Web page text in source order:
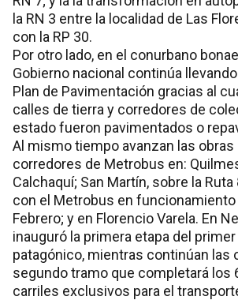
la RN 3 entre la localidad de Las
con la RP 30.
Por otro lado, en el conurbano
Gobierno nacional continúa
Plan de Pavimentación gracias al
calles de tierra y corredores de
estado fueron pavimentados o
Al mismo tiempo avanzan las
corredores de Metrobus en:
Calchaquí; San Martín, sobre la
con el Metrobus en funcionamiento
Febrero; y en Florencio Varela. En
inauguró la primera etapa del
patagónico, mientras continúan las
segundo tramo que completará los
carriles exclusivos para el